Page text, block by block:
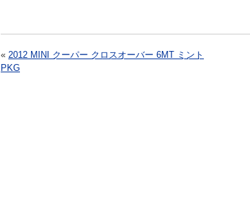
« 2012 MINI クーパー クロスオーバー 6MT ミント
PKG